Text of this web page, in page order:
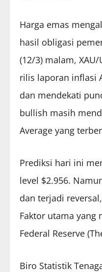
Harga emas
hasil obligasi
(12/3) malam,
rilis laporan inflasi
dan mendekati
bullish masih
Average yang
Prediksi hari ini
level $2.956.
dan terjadi
Faktor utama yang
Federal Reserve
Biro Statistik